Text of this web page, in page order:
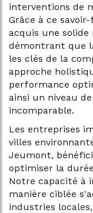
interventions de
Grâce à ce savoir-
acquis une
démontrant que
les clés de la
approche
performance
ainsi un niveau
incomparable.
Les entreprises
villes
Jeumont,
optimiser la
Notre capacité à
manière ciblée
industries